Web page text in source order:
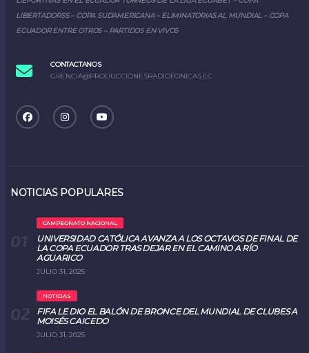
LIBERTADORSS – COPA SUDAMERICANA – ELIMINATORIAS AL MUNDIAL – COPA
ECUADOR ENTRE OTROS – PARTIDOS EN VIVOS
CONTACTANOS
GRENCIA@PRODUCCIONESRADIOFONICAS.EC
NOTICIAS POPULARES
CAMPEONATO NACIONAL
UNIVERSIDAD CATÓLICA AVANZA A LOS OCTAVOS DE FINAL DE
LA COPA ECUADOR TRAS DEJAR EN EL CAMINO A RÍO
AGUARICO
JULIO 31, 2025
NOTICIAS
FIFA LE DIO EL BALÓN DE BRONCE DEL MUNDIAL DE CLUBES A
MOISÉS CAICEDO
JULIO 31, 2025